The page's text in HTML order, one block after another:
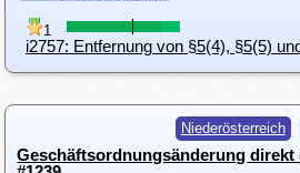
1
Niederösterreich
Geschäftsordnungsänderung